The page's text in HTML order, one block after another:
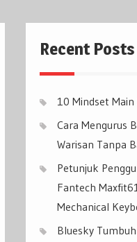
Recent Posts
10 Mindset
Cara Mengurus
Warisan Tanpa
Petunjuk
Fantech
Mechanical
Bluesky